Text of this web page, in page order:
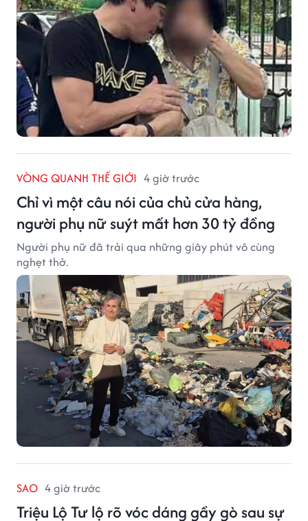
VÒNG QUANH THẾ GIỚI 4 giờ trước
Chỉ vì một câu nói của chủ cửa hàng,
người phụ nữ suýt mất hơn 30 tỷ đồng
Người phụ nữ đã trải qua những giây phút vô cùng
nghẹt thở.
SAO 4 giờ trước
Triệu Lộ Tư lộ rõ vóc dáng gầy gò sau sự